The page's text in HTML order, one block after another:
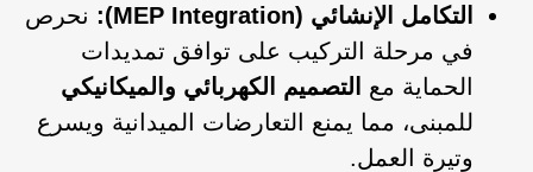
التكامل الإنشائي (MEP Integration):
نحرص
في مرحلة التركيب على توافق تمديدات
الحماية مع
التصميم الكهربائي والميكانيكي
للمبنى، مما يمنع التعارضات الميدانية ويسرع
وتيرة العمل.